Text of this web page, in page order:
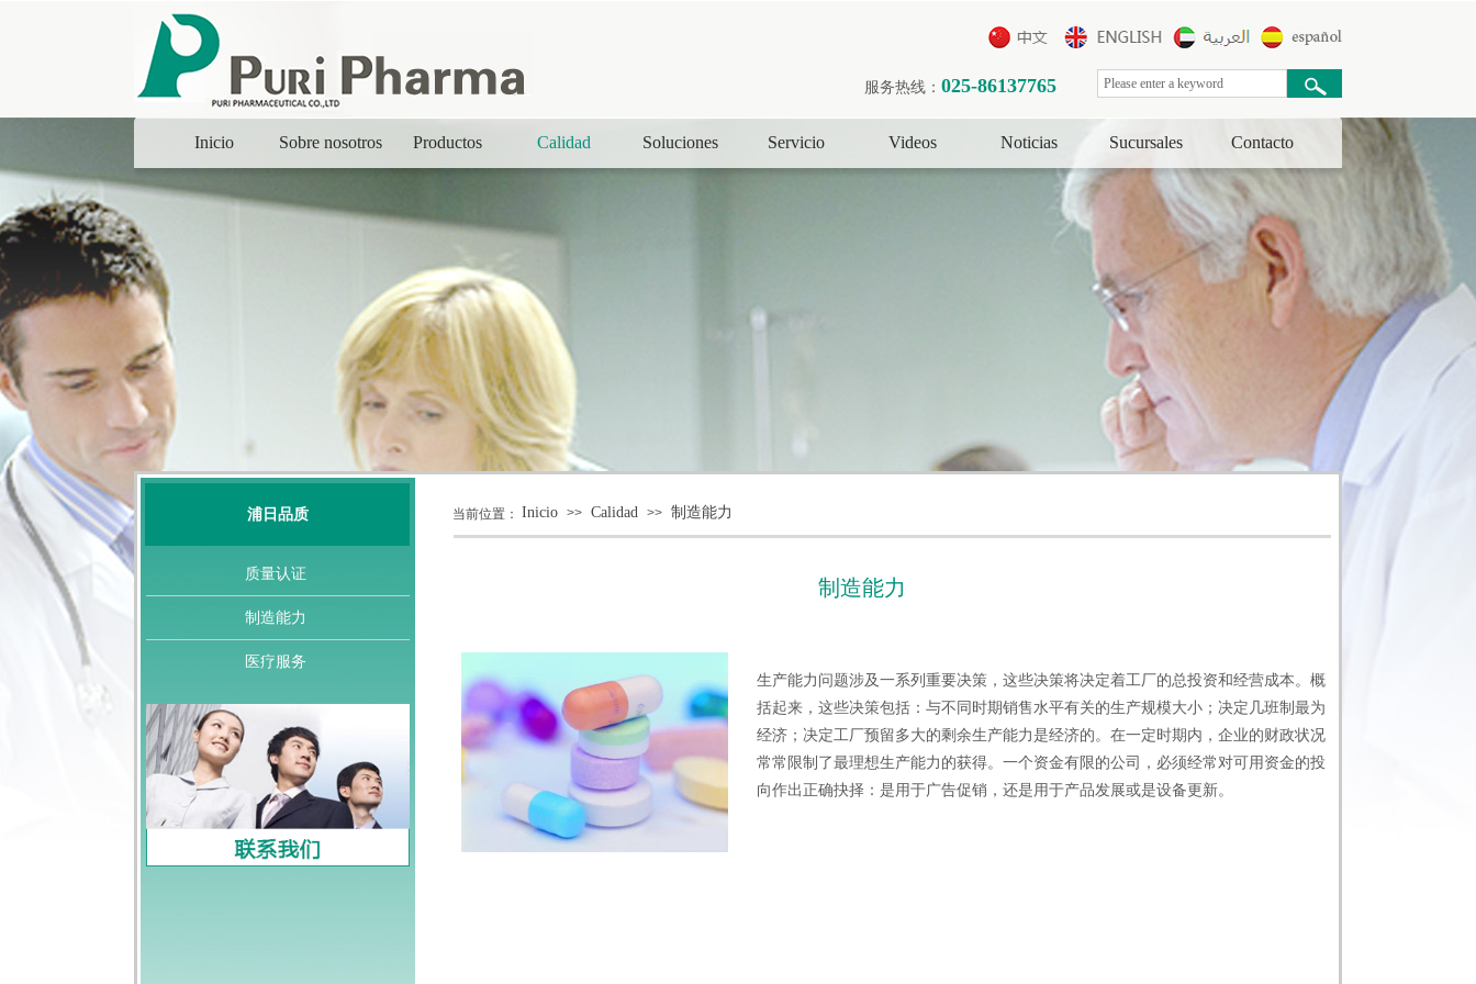
服务热线： 025-86137765
Inicio Sobre nosotros Productos Calidad Soluciones Servicio Videos Noticias Sucursales Contacto
质量认证
制造能力
医疗服务
Inicio >> Calidad >> 制造能力
浦日品质 当前位置：
制造能力
生产能力问题涉及一系列重要决策，这些决策将决定着工厂的总投资和经营成本。概
括起来，这些决策包括：与不同时期销售水平有关的生产规模大小；决定几班制最为
经济；决定工厂预留多大的剩余生产能力是经济的。在一定时期内，企业的财政状况
常常限制了最理想生产能力的获得。一个资金有限的公司，必须经常对可用资金的投
向作出正确抉择：是用于广告促销，还是用于产品发展或是设备更新。